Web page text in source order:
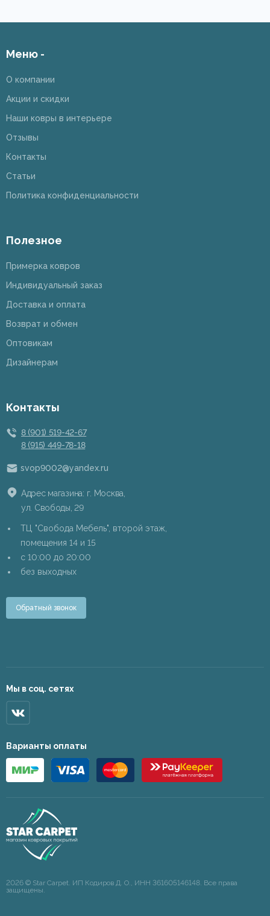
Меню -
О компании
Акции и скидки
Наши ковры в интерьере
Отзывы
Контакты
Статьи
Политика конфиденциальности
Полезное
Примерка ковров
Индивидуальный заказ
Доставка и оплата
Возврат и обмен
Оптовикам
Дизайнерам
Контакты
8 (901) 519-42-67
8 (915) 449-78-18
svop9002@yandex.ru
Адрес магазина: г. Москва,
ул. Свободы, 29
ТЦ "Свобода Мебель", второй этаж,
помещения 14 и 15
c 10:00 до 20:00
без выходных
Обратный звонок
Мы в соц. сетях
Варианты оплаты
2026 © Star Carpet. ИП Кодиров Д. О., ИНН 361605146148. Все права
защищены.